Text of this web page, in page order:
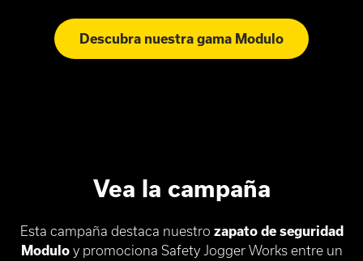
Descubra nuestra gama Modulo
Vea la campaña
Esta campaña destaca nuestro zapato de seguridad
Moduloy promociona Safety Jogger Works entre un